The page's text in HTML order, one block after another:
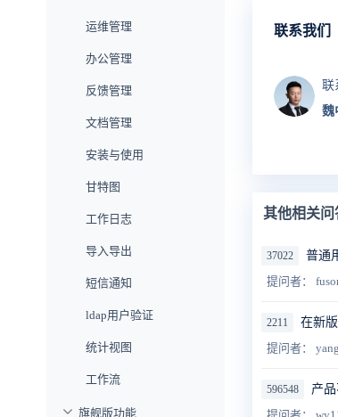
运维管理
办公管理
反馈管理
文档管理
安装与使用
甘特图
工作日志
导入导出
短信通知
ldap用户验证
统计视图
工作流
旗舰版功能
联系我们
联
魏
其他相关问
37022 普通
提问者：
2211 在新
提问者：
596548 产